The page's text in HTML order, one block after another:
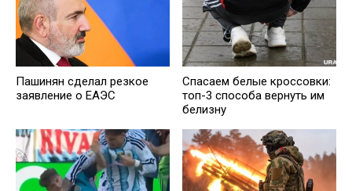
Пашинян сделал резкое
заявление о ЕАЭС
Спасаем белые кроссовки:
топ-3 способа вернуть им
белизну